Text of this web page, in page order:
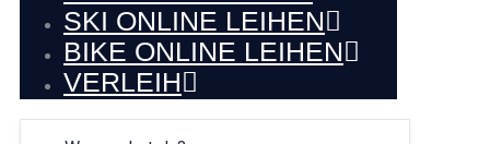
SKI ONLINE LEIHEN
BIKE ONLINE LEIHEN
VERLEIH